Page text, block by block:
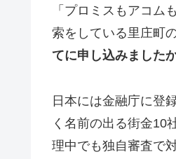
「プロミスもアコ
索をしている里庄町
てに申し込みました
日本には金融庁に登
く名前の出る街金10
理中でも独自審査で